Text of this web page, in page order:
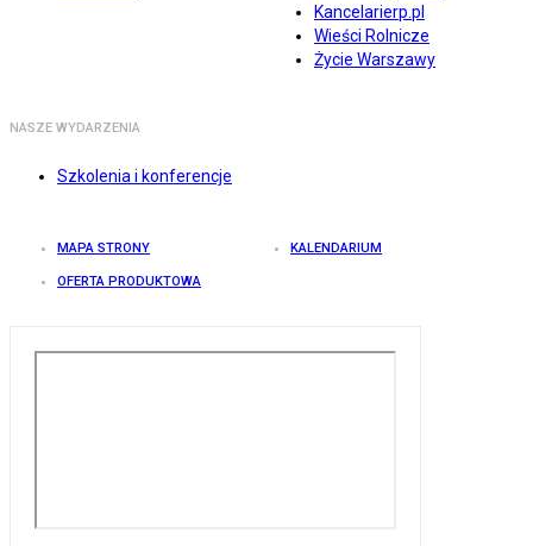
Kancelarierp.pl
Wieści Rolnicze
Życie Warszawy
NASZE WYDARZENIA
Szkolenia i konferencje
MAPA STRONY KALENDARIUM
OFERTA PRODUKTOWA